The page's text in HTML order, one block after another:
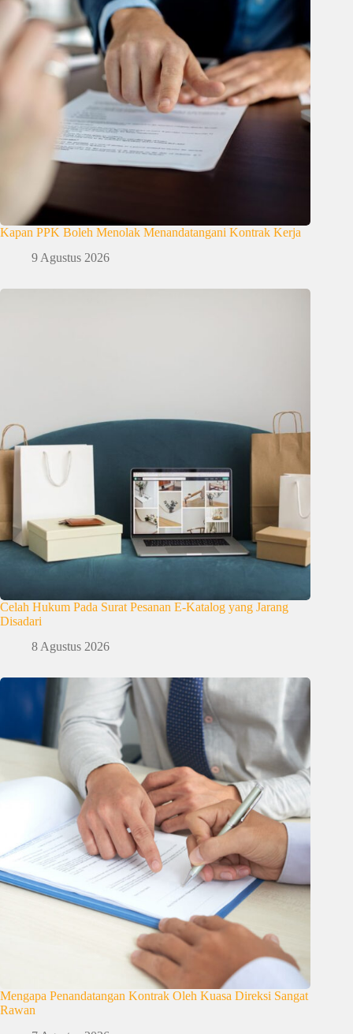
Kapan PPK Boleh Menolak Menandatangani Kontrak Kerja
9 Agustus 2026
Celah Hukum Pada Surat Pesanan E-Katalog yang Jarang
Disadari
8 Agustus 2026
Mengapa Penandatangan Kontrak Oleh Kuasa Direksi Sangat
Rawan